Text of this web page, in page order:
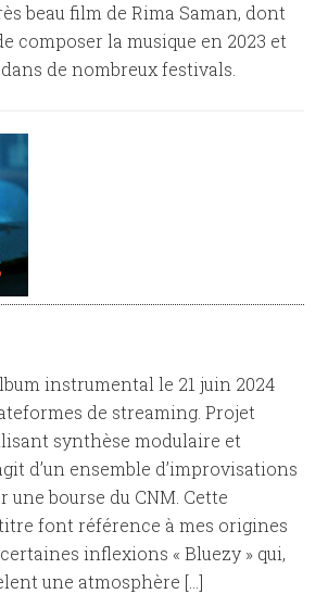
beau film de Rima Saman, dont
composer la musique en 2023 et
de nombreux festivals.
instrumental le 21 juin 2024
de streaming. Projet
synthèse modulaire et
d’un ensemble d’improvisations
une bourse du CNM. Cette
font référence à mes origines
inflexions « Bluezy » qui,
une atmosphère […]